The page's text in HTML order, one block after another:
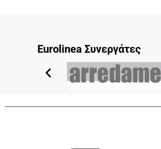
Eurolinea Συνεργάτες